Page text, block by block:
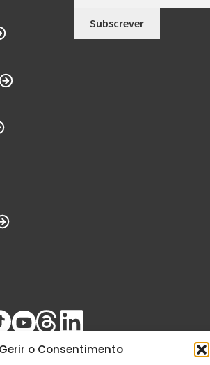
Gerir o Consentimento